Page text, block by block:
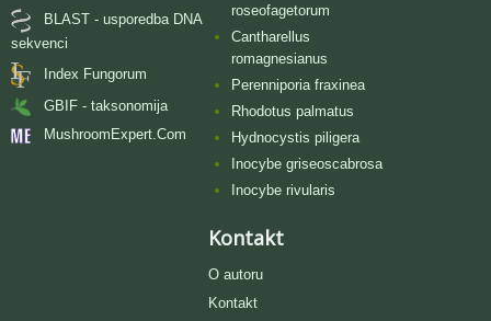
BLAST - usporedba DNA
sekvenci
Index Fungorum
GBIF - taksonomija
MushroomExpert.Com
roseofagetorum
Cantharellus
romagnesianus
Perenniporia fraxinea
Rhodotus palmatus
Hydnocystis piligera
Inocybe griseoscabrosa
Inocybe rivularis
Kontakt
O autoru
Kontakt